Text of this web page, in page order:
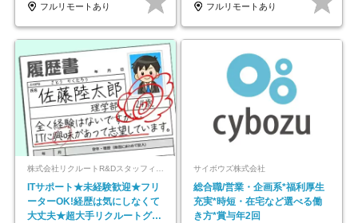
フルリモートあり
フルリモートあり
株式会社リクルートR&Dスタッフィング【リクルートグループ】
ITサポート★未経験歓迎★フリ
ーターOK!経歴は気にしなくて
大丈夫★超大手リクルートグル
サイボウズ株式会社
総合職/営業・企画系*福利厚生
充実*時短・在宅など選べる働
き方*賞与年2回